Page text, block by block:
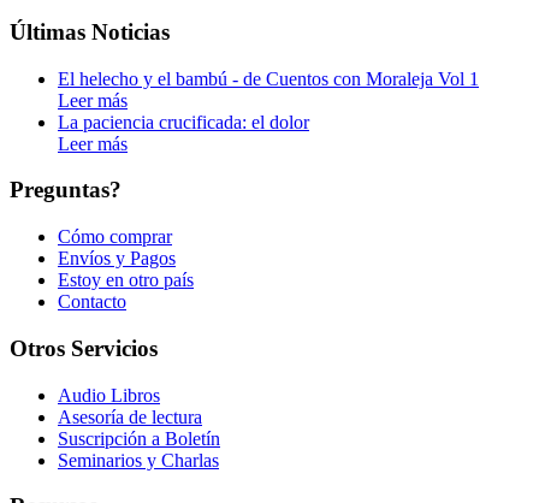
Últimas Noticias
El helecho y el bambú - de Cuentos con Moraleja Vol 1
Leer más
La paciencia crucificada: el dolor
Leer más
Preguntas?
Cómo comprar
Envíos y Pagos
Estoy en otro país
Contacto
Otros Servicios
Audio Libros
Asesoría de lectura
Suscripción a Boletín
Seminarios y Charlas